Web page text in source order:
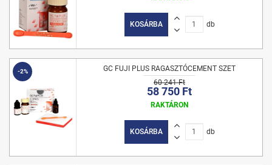
KOSÁRBA db
-2%
GC FUJI PLUS RAGASZTÓCEMENT SZET
60 241 Ft
58 750 Ft
RAKTÁRON
KOSÁRBA db